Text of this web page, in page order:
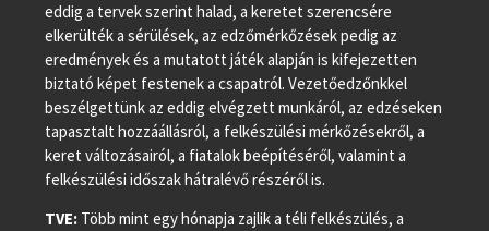
eddig a tervek szerint halad, a keretet szerencsére
elkerülték a sérülések, az edzőmérkőzések pedig az
eredmények és a mutatott játék alapján is kifejezetten
biztató képet festenek a csapatról. Vezetőedzőnkkel
beszélgettünk az eddig elvégzett munkáról, az edzéseken
tapasztalt hozzáállásról, a felkészülési mérkőzésekről, a
keret változásairól, a fiatalok beépítéséről, valamint a
felkészülési időszak hátralévő részéről is.
TVE:Több mint egy hónapja zajlik a téli felkészülés, a